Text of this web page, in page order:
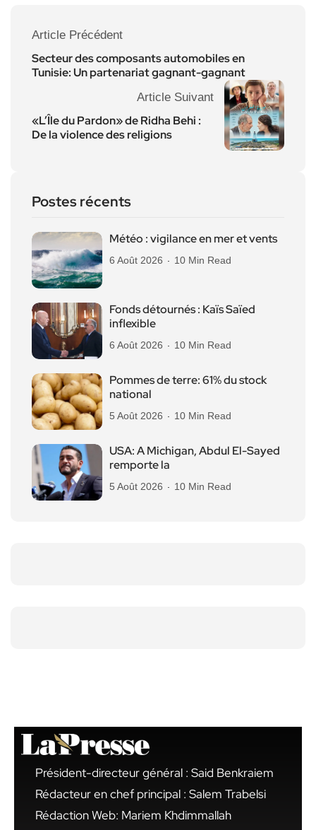
Article Précédent
Secteur des composants automobiles en
Tunisie: Un partenariat gagnant-gagnant
Article Suivant
«L’Île du Pardon» de Ridha Behi :
De la violence des religions
Postes récents
Météo : vigilance en mer et vents
6 Août 2026 10 Min Read
Fonds détournés : Kaïs Saïed
inflexible
6 Août 2026 10 Min Read
Pommes de terre: 61% du stock
national
5 Août 2026 10 Min Read
USA: A Michigan, Abdul El-Sayed
remporte la
5 Août 2026 10 Min Read
Président-directeur général : Said Benkraiem
Rédacteur en chef principal : Salem Trabelsi
Rédaction Web: Mariem Khdimmallah